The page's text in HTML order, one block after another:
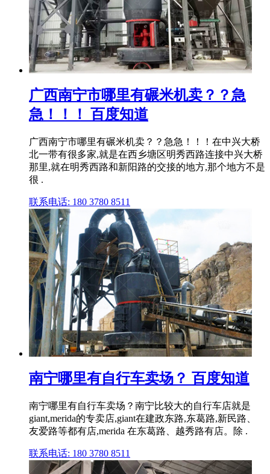
广西南宁市哪里有碾米机卖？？急
急！！！ 百度知道
广西南宁市哪里有碾米机卖？？急急！！！在中兴大桥
北一带有很多家,就是在西乡塘区明秀西路连接中兴大桥
那里,就在明秀西路和新阳路的交接的地方,那个地方不是
很 .
联系电话: 180 3780 8511
南宁哪里有自行车卖场？ 百度知道
南宁哪里有自行车卖场？南宁比较大的自行车店就是
giant,merida的专卖店,giant在建政东路,东葛路,新民路、
友爱路等都有店,merida 在东葛路、越秀路有店。除 .
联系电话: 180 3780 8511